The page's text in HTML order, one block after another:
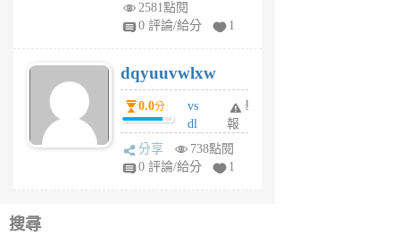
tu
6
個
月
前
2581點閱
0 評論/給分
1
dqyuuvwlxw
0.0分
vs
dl
sq
fy
舉
報
分享
738點閱
0 評論/給分
1
搜尋